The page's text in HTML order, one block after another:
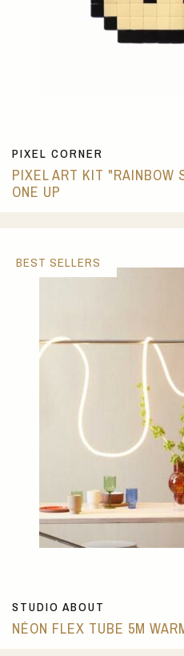
PIXEL CORNER
PIXEL ART KIT "RAINBOW
ONE UP
STUDIO ABOUT
NÉON FLEX TUBE 5M
BEST SELLERS